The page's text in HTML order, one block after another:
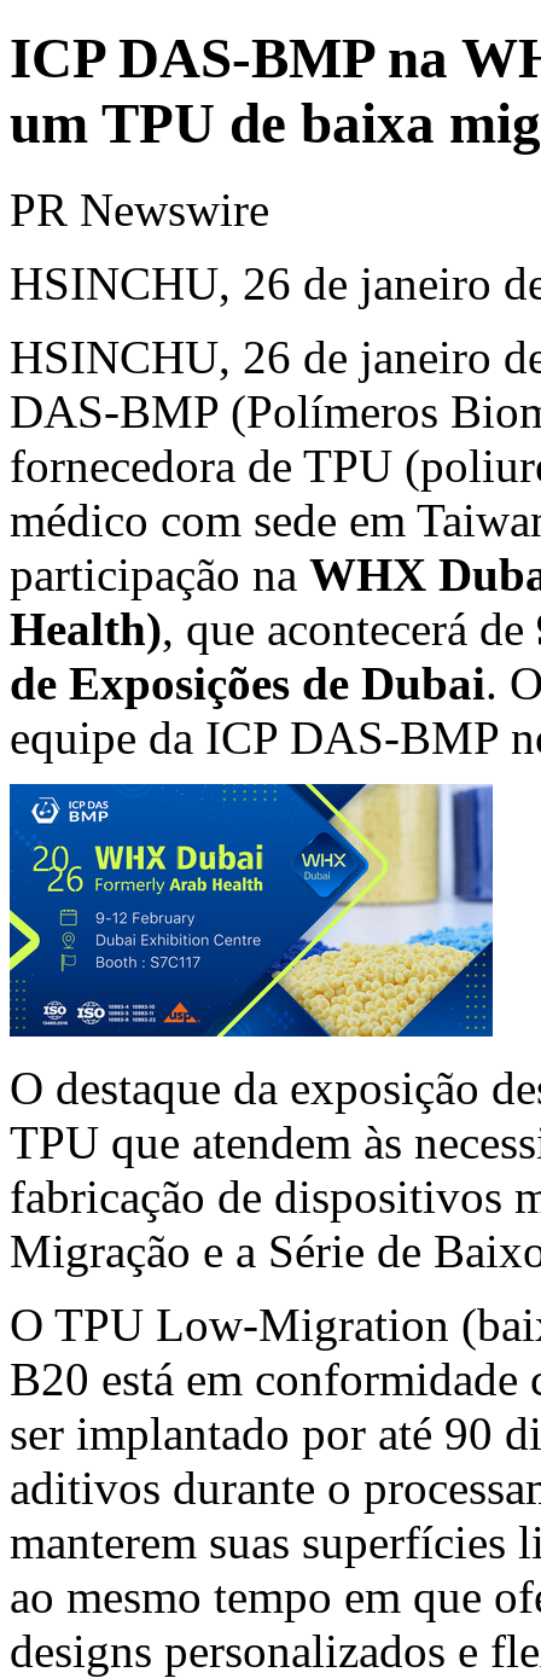
ICP DAS-BMP na
um TPU de baixa
PR Newswire
HSINCHU, 26 de janeiro
HSINCHU, 26 de janeiro
DAS-BMP (Polímeros
fornecedora de TPU
médico com sede em
participação na WHX
Health), que acontecerá de
de Exposições de Dubai.
equipe da ICP DAS-BMP
O destaque da exposição
TPU que atendem às
fabricação de dispositivos
Migração e a Série de
O TPU Low-Migration
B20 está em conformidade
ser implantado por até 90
aditivos durante o
manterem suas superfícies
ao mesmo tempo em que
designs personalizados e